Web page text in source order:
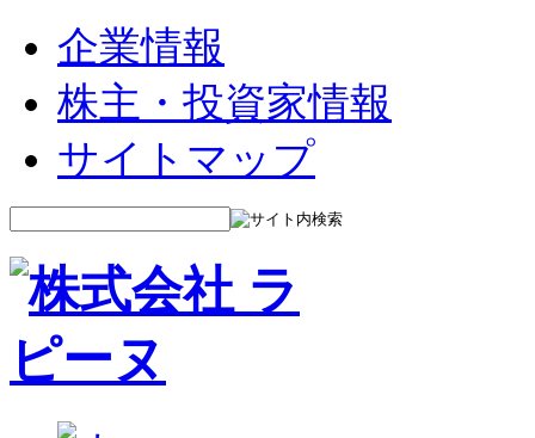
企業情報
株主・投資家情報
サイトマップ